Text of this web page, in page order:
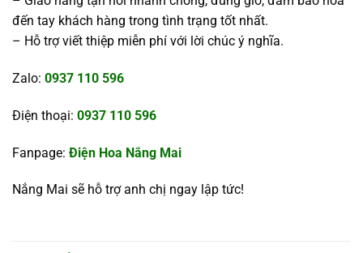
đến tay khách hàng trong tình trạng tốt nhất.
– Hỗ trợ viết thiệp miễn phí với lời chúc ý nghĩa.
Zalo: 0937 110 596
Điện thoại: 0937 110 596
Fanpage: Điện Hoa Nắng Mai
Nắng Mai sẽ hỗ trợ anh chị ngay lập tức!